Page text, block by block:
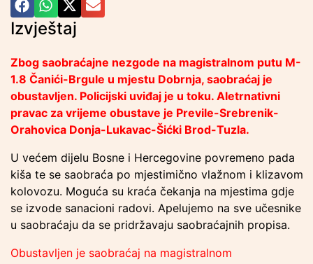
Izvještaj
Zbog saobraćajne nezgode na magistralnom putu M-
1.8 Čanići-Brgule u mjestu Dobrnja, saobraćaj je
obustavljen. Policijski uviđaj je u toku. Aletrnativni
pravac za vrijeme obustave je Previle-Srebrenik-
Orahovica Donja-Lukavac-Šićki Brod-Tuzla.
U većem dijelu Bosne i Hercegovine povremeno pada
kiša te se saobraća po mjestimično vlažnom i klizavom
kolovozu. Moguća su kraća čekanja na mjestima gdje
se izvode sanacioni radovi. Apelujemo na sve učesnike
u saobraćaju da se pridržavaju saobraćajnih propisa.
Obustavljen je saobraćaj na magistralnom